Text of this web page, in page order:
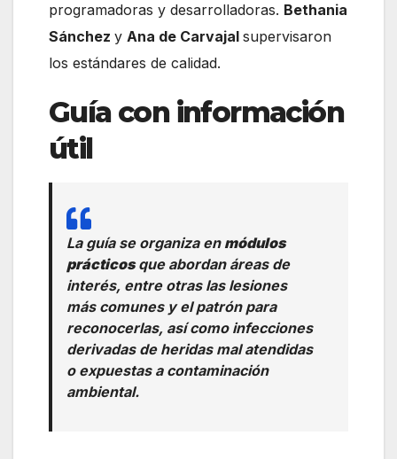
programadoras y desarrolladoras. Bethania
Sánchez y Ana de Carvajal supervisaron
los estándares de calidad.
Guía con información
útil
La guía se organiza en módulos
prácticosque abordan áreas de
interés, entre otras las lesiones
más comunes y el patrón para
reconocerlas, así como infecciones
derivadas de heridas mal atendidas
o expuestas a contaminación
ambiental.